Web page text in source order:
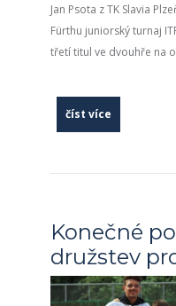
Jan Psota z TK Slavia
Fürthu juniorský turnaj
třetí titul ve dvouhře na
číst více
Konečné
družstev